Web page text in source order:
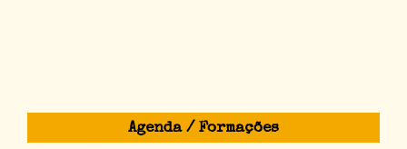
Agenda / Formações